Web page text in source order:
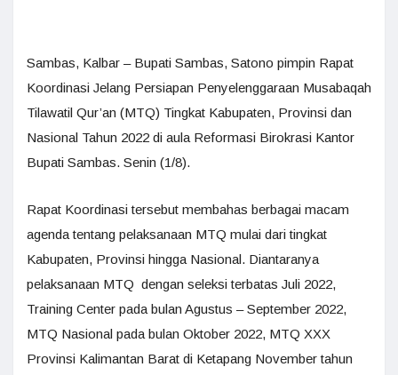
Sambas, Kalbar – Bupati Sambas, Satono pimpin Rapat
Koordinasi Jelang Persiapan Penyelenggaraan Musabaqah
Tilawatil Qur’an (MTQ) Tingkat Kabupaten, Provinsi dan
Nasional Tahun 2022 di aula Reformasi Birokrasi Kantor
Bupati Sambas. Senin (1/8).
Rapat Koordinasi tersebut membahas berbagai macam
agenda tentang pelaksanaan MTQ mulai dari tingkat
Kabupaten, Provinsi hingga Nasional. Diantaranya
pelaksanaan MTQ dengan seleksi terbatas Juli 2022,
Training Center pada bulan Agustus – September 2022,
MTQ Nasional pada bulan Oktober 2022, MTQ XXX
Provinsi Kalimantan Barat di Ketapang November tahun